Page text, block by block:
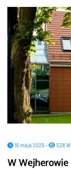
16 maja 2025 - 528
W